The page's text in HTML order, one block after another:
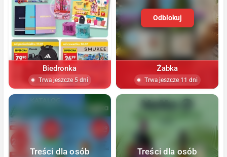
Biedronka
Trwa jeszcze 5 dni
Odblokuj
Żabka
Trwa jeszcze 11 dni
Treści dla osób
Treści dla osób